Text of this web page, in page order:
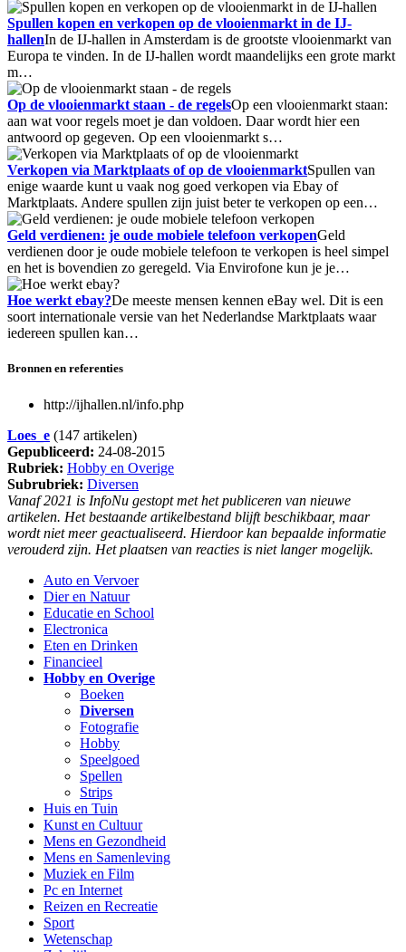
Spullen kopen en verkopen op de vlooienmarkt in de IJ-
hallenIn de IJ-hallen in Amsterdam is de grootste vlooienmarkt van
Europa te vinden. In de IJ-hallen wordt maandelijks een grote markt
m…
Op de vlooienmarkt staan - de regelsOp een vlooienmarkt staan:
aan wat voor regels moet je dan voldoen. Daar wordt hier een
antwoord op gegeven. Op een vlooienmarkt s…
Verkopen via Marktplaats of op de vlooienmarktSpullen van
enige waarde kunt u vaak nog goed verkopen via Ebay of
Marktplaats. Andere spullen zijn juist beter te verkopen op een…
Geld verdienen: je oude mobiele telefoon verkopenGeld
verdienen door je oude mobiele telefoon te verkopen is heel simpel
en het is bovendien zo geregeld. Via Envirofone kun je je…
Hoe werkt ebay?De meeste mensen kennen eBay wel. Dit is een
soort internationale versie van het Nederlandse Marktplaats waar
iedereen spullen kan…
Bronnen en referenties
http://ijhallen.nl/info.php
Loes_e (147 artikelen)
Gepubliceerd: 24-08-2015
Rubriek: Hobby en Overige
Subrubriek: Diversen
Vanaf 2021 is InfoNu gestopt met het publiceren van nieuwe
artikelen. Het bestaande artikelbestand blijft beschikbaar, maar
wordt niet meer geactualiseerd. Hierdoor kan bepaalde informatie
verouderd zijn. Het plaatsen van reacties is niet langer mogelijk.
Auto en Vervoer
Dier en Natuur
Educatie en School
Electronica
Eten en Drinken
Financieel
Hobby en Overige
Boeken
Diversen
Fotografie
Hobby
Speelgoed
Spellen
Strips
Huis en Tuin
Kunst en Cultuur
Mens en Gezondheid
Mens en Samenleving
Muziek en Film
Pc en Internet
Reizen en Recreatie
Sport
Wetenschap